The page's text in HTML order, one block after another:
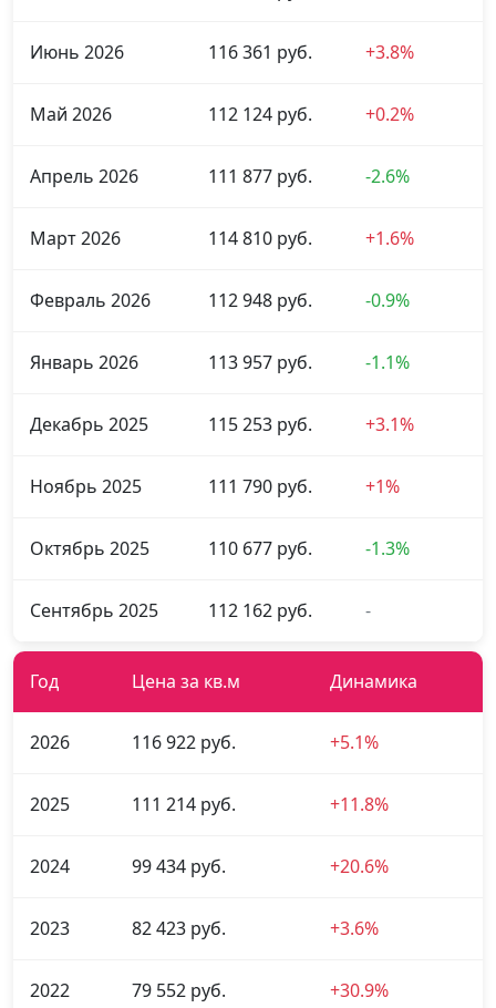
Июнь 2026 116 361 руб. +3.8%
Май 2026 112 124 руб. +0.2%
Апрель 2026 111 877 руб. -2.6%
Март 2026 114 810 руб. +1.6%
Февраль 2026 112 948 руб. -0.9%
Январь 2026 113 957 руб. -1.1%
Декабрь 2025 115 253 руб. +3.1%
Ноябрь 2025 111 790 руб. +1%
Октябрь 2025 110 677 руб. -1.3%
Сентябрь 2025 112 162 руб. -
Год Цена за кв.м Динамика
2026 116 922 руб. +5.1%
2025 111 214 руб. +11.8%
2024 99 434 руб. +20.6%
2023 82 423 руб. +3.6%
2022 79 552 руб. +30.9%